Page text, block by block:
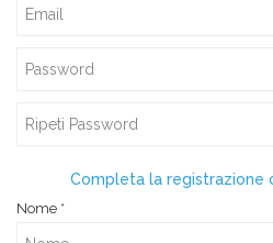
Completa la registrazione
Nome *